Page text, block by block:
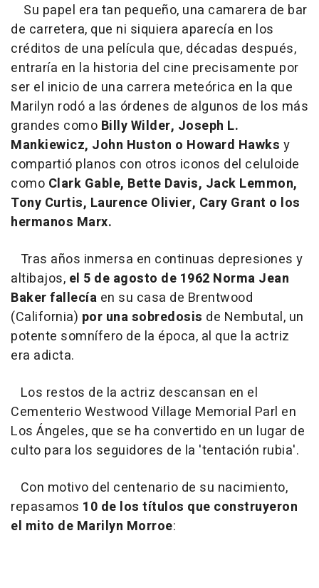
Su papel era tan pequeño, una camarera de bar
de carretera, que ni siquiera aparecía en los
créditos de una película que, décadas después,
entraría en la historia del cine precisamente por
ser el inicio de una carrera meteórica en la que
Marilyn rodó a las órdenes de algunos de los más
grandes como Billy Wilder, Joseph L.
Mankiewicz, John Huston o Howard Hawks y
compartió planos con otros iconos del celuloide
como Clark Gable, Bette Davis, Jack Lemmon,
Tony Curtis, Laurence Olivier, Cary Grant o los
hermanos Marx.
Tras años inmersa en continuas depresiones y
altibajos, el 5 de agosto de 1962 Norma Jean
Baker fallecía en su casa de Brentwood
(California) por una sobredosis de Nembutal, un
potente somnífero de la época, al que la actriz
era adicta.
Los restos de la actriz descansan en el
Cementerio Westwood Village Memorial Parl en
Los Ángeles, que se ha convertido en un lugar de
culto para los seguidores de la 'tentación rubia'.
Con motivo del centenario de su nacimiento,
repasamos 10 de los títulos que construyeron
el mito de Marilyn Morroe: